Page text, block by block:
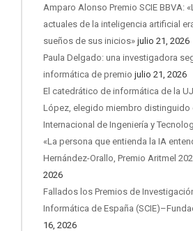
Amparo Alonso Premio SCIE BBVA:
actuales de la inteligencia artificial
sueños de sus inicios» julio 21, 2026
Paula Delgado: una investigadora
informática de premio julio 21, 2026
El catedrático de informática de la
López, elegido miembro distinguido
Internacional de Ingeniería y
«La persona que entienda la IA
Hernández-Orallo, Premio Aritmel
2026
Fallados los Premios de
Informática de España
16, 2026